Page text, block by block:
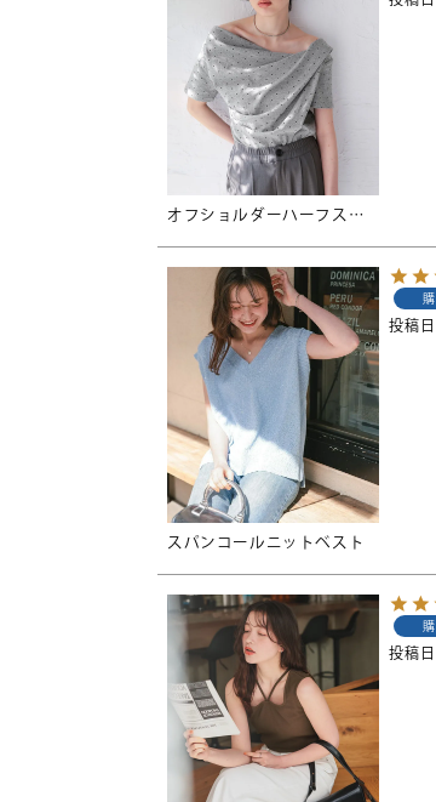
オフショルダーハーフスリーブTシャツ【メール便可／90】
スパンコールニットベスト
投稿日
投稿日